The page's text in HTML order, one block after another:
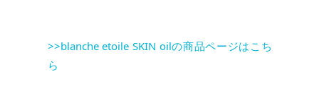
>>blanche etoile SKIN oilの商品ページはこち
ら